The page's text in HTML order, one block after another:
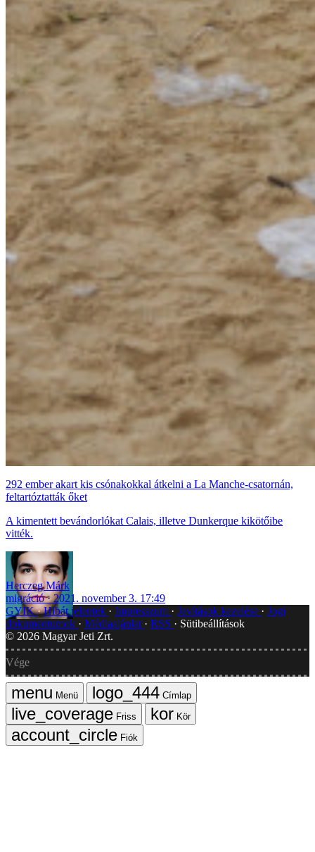
292 ember akart kis csónakokkal átkelni a La Manche-csatornán,
feltartóztatták őket
A kimentett bevándorlókat Calais, illetve Dunkerque kikötőibe
vitték.
Herczeg Márk
migráció
2021. november 3. 17:49
GYIK Hibát jelentek Impresszum Javítások kezelése
Jogi
dokumentumok
Médiaajánlat RSS
Sütibeállítások
© 2026 Magyar Jeti Zrt.
Vége
Menü
Címlap
Friss
Kör
Fiók